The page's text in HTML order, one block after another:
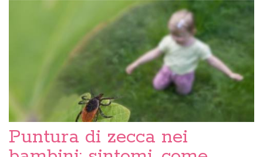
Puntura di zecca nei